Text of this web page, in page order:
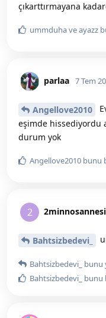
çıkarttırmayana
ummduhaveayazz
parlaa 7 Tem
Angellove2010
eşimde hissediyordu
durum yok
Angellove2010 bunu
2 2minnosannesi
Bahtsizbedevi_
Bahtsizbedevi_ bunu
Bahtsizbedevi_ bunu